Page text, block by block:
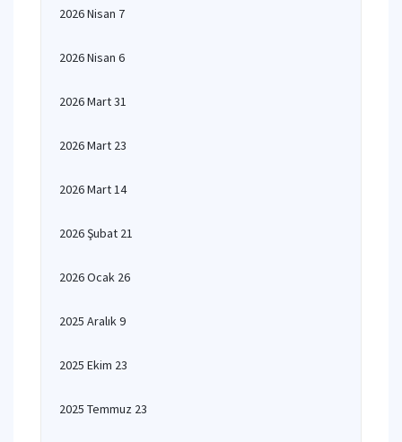
2026 Nisan 7
2026 Nisan 6
2026 Mart 31
2026 Mart 23
2026 Mart 14
2026 Şubat 21
2026 Ocak 26
2025 Aralık 9
2025 Ekim 23
2025 Temmuz 23